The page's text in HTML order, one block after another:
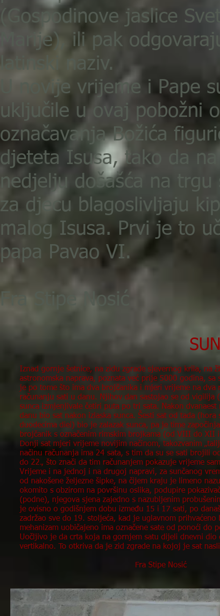
(Gospodinove jaslice
Marije), ili pak
latinski naziv.
U novije vrijeme i Pape
uključile u ovaj pobožni
označavanja Božića
djeteta Isusa, tako da
nedjelju došašća na trgu
za djecu blagoslivljaju
malog Isusa. Prvi je to
papa Pavao VI.
Fra Stipe Nosić
Iznad gornje šetnice, na zidu zgrade sjevernog krila, na
astronomska naprava, poznata već prije 5000 godina,
je po tome što ima dva brojčanika i mjeri vrijeme na
računanju sati u danu. Njihov dan sastojao se od
sunca izmjenjivale četiri puta po tri sata. Nakon
danu bio sat nakon izlaska sunca. Šesti sat od tada
duodecima diei) bio je zalazak sunca, pa je time
brojčanik s označenim rimskim brojkama (od VIII do
Donji sat mjeri vrijeme novijim načinom, takozvanim
načinu računanja ima 24 sata, s tim da su se sati brojili
do 22., što znači da tim računanjem pokazuje vrijeme
Vrijeme i na jednoj i na drugoj napravi, za sunčanog
od nakošene željezne šipke, na čijem kraju je limeno
okomito s obzirom na površinu oslika, podupire
(podne), njegova sjena zajedno s nazubljenim
je ovisno o godišnjem dobu između 15 i 17 sati, po
zadržao sve do 19. stoljeća, kad je uglavnom
mehanizam uobičajeno ima označene sate od ponoći
Uočljivo je da crta koja na gornjem satu dijeli dnevni
vertikalno. To otkriva da je zid zgrade na kojoj je sat
Fra Stipe Nosić